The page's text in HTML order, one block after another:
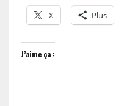
X Plus
J’aime ça :